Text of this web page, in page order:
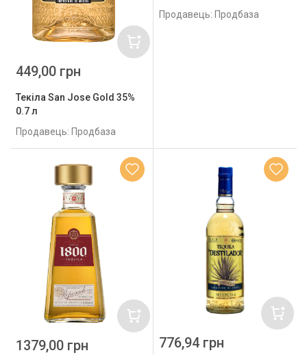
Текіла San Jose Gold 35%
0.7 л
Продавець: Продбаза
449,00 грн
Продавець: Продбаза
1379,00 грн 776,94 грн